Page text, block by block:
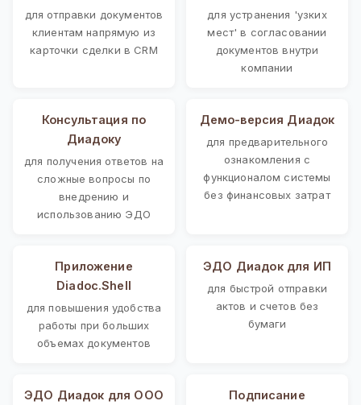
для отправки документов
клиентам напрямую из
карточки сделки в CRM
для устранения 'узких
мест' в согласовании
документов внутри
компании
Консультация по
Диадоку
для получения ответов на
сложные вопросы по
внедрению и
использованию ЭДО
Демо-версия Диадок
для предварительного
ознакомления с
функционалом системы
без финансовых затрат
Приложение
Diadoc.Shell
для повышения удобства
работы при больших
объемах документов
ЭДО Диадок для ИП
для быстрой отправки
актов и счетов без
бумаги
ЭДО Диадок для ООО
Подписание